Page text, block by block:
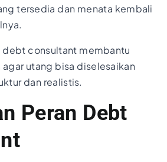
tersedia dan menata kembali
debt consultant membantu
agar utang bisa diselesaikan
dan realistis.
Peran Debt